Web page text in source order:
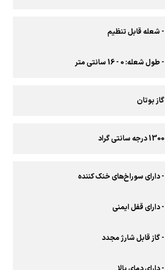
- شعله قابل تنظیم
- طول شعله: 0 - 16 سانتی متر
گاز بوتان
1300 درجه سانتی گراد
- دارای سوراخ‌های خنک کننده
- دارای قفل ایمنی
- گاز قابل شارژ مجدد